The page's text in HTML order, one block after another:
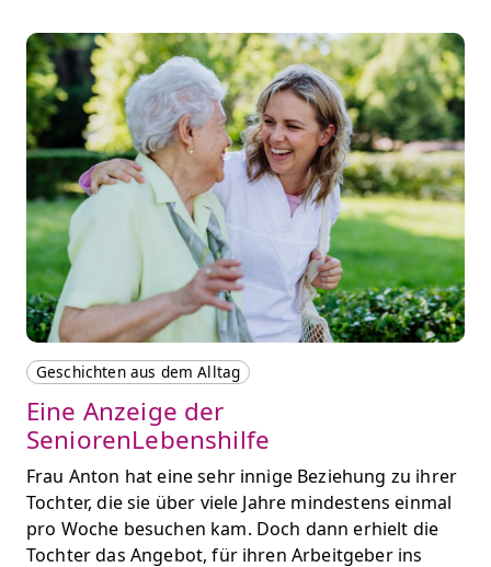
Geschichten aus dem Alltag
Eine Anzeige der
SeniorenLebenshilfe
Frau Anton hat eine sehr innige Beziehung zu ihrer
Tochter, die sie über viele Jahre mindestens einmal
pro Woche besuchen kam. Doch dann erhielt die
Tochter das Angebot, für ihren Arbeitgeber ins